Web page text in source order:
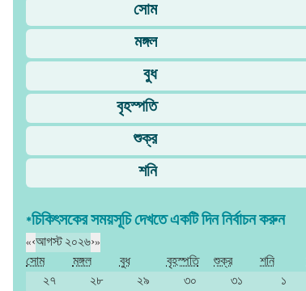
সোম
মঙ্গল
বুধ
বৃহস্পতি
শুক্র
শনি
*চিকিৎসকের সময়সূচি দেখতে একটি দিন নির্বাচন করুন
«‹আগস্ট ২০২৬›»
সোম
মঙ্গল বুধ বৃহস্পতি শুক্র শনি
২৭
২৮ ২৯ ৩০ ৩১ ১